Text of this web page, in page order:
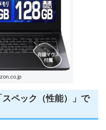
ペック（性能）」で